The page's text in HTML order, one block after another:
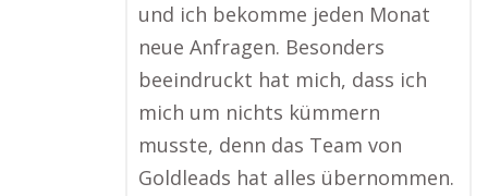
und ich bekomme jeden Monat
neue Anfragen. Besonders
beeindruckt hat mich, dass ich
mich um nichts kümmern
musste, denn das Team von
Goldleads hat alles übernommen.